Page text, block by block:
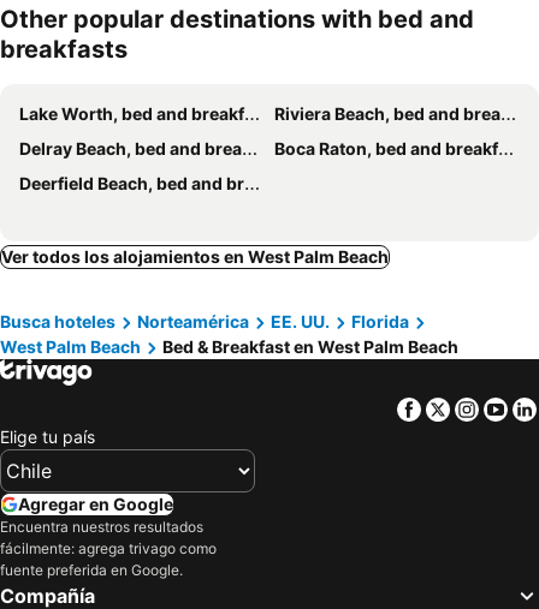
mascotas
Other popular destinations with bed and
breakfasts
Lake Worth, bed and breakfasts
Riviera Beach, bed and breakfasts
Delray Beach, bed and breakfasts
Boca Raton, bed and breakfasts
Deerfield Beach, bed and breakfasts
Ver todos los alojamientos en West Palm Beach
Busca hoteles Norteamérica EE. UU.
Florida
West Palm Beach
Bed & Breakfast en West Palm Beach
Facebook
Twitter
Elige tu país
Agregar en Google
Encuentra nuestros resultados
fácilmente: agrega trivago como
fuente preferida en Google.
Compañía